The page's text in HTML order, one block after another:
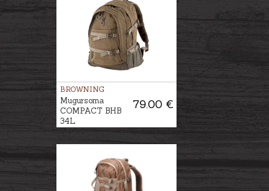
BROWNING
79.00 €
Mugursoma
COMPACT BHB
34L